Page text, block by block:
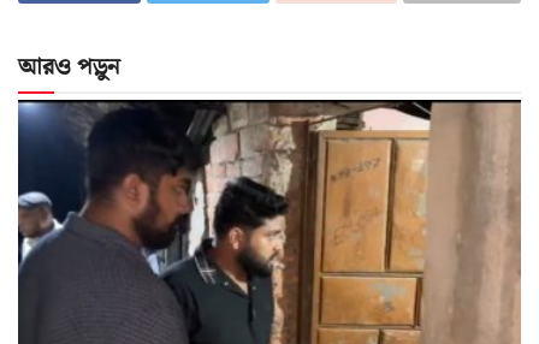
আরও পড়ুন